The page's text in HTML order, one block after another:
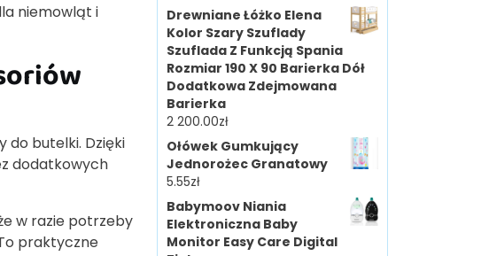
niemowląt i
do butelki. Dzięki
dodatkowych
w razie potrzeby
praktyczne
Drewniane Łóżko Elena
Kolor Szary Szuflady
Szuflada Z Funkcją Spania
Rozmiar 190 X 90 Barierka Dół
Dodatkowa Zdejmowana
Barierka
2 200.00zł
Ołówek Gumkujący
Jednorożec Granatowy
5.55zł
Babymoov Niania
Elektroniczna Baby
Monitor Easy Care Digital